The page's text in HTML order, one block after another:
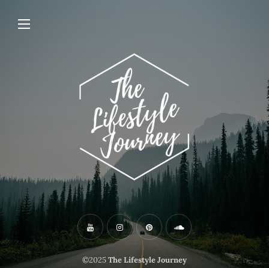
©2025The Lifestyle Journey